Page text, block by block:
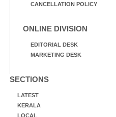
CANCELLATION POLICY
ONLINE DIVISION
EDITORIAL DESK
MARKETING DESK
SECTIONS
LATEST
KERALA
LOCAL